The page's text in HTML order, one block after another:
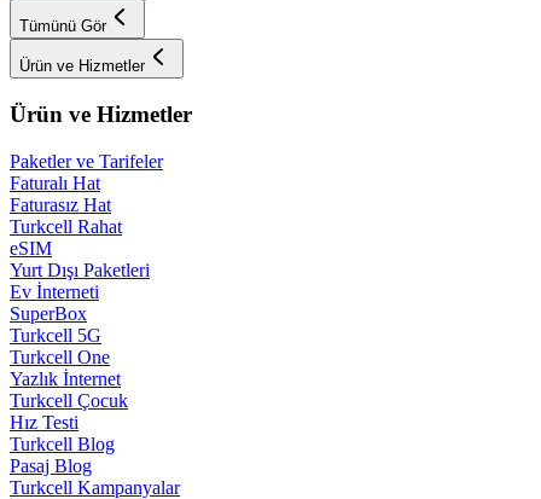
Tümünü Gör
Ürün ve Hizmetler
Ürün ve Hizmetler
Paketler ve Tarifeler
Faturalı Hat
Faturasız Hat
Turkcell Rahat
eSIM
Yurt Dışı Paketleri
Ev İnterneti
SuperBox
Turkcell 5G
Turkcell One
Yazlık İnternet
Turkcell Çocuk
Hız Testi
Turkcell Blog
Pasaj Blog
Turkcell Kampanyalar